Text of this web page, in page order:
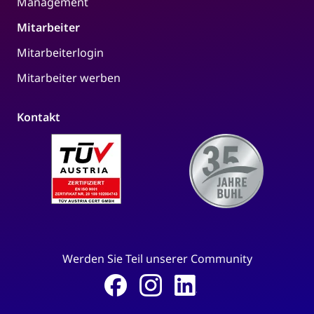
Mitarbeiter
Mitarbeiterlogin
Mitarbeiter werben
Kontakt
Werden Sie Teil unserer Community